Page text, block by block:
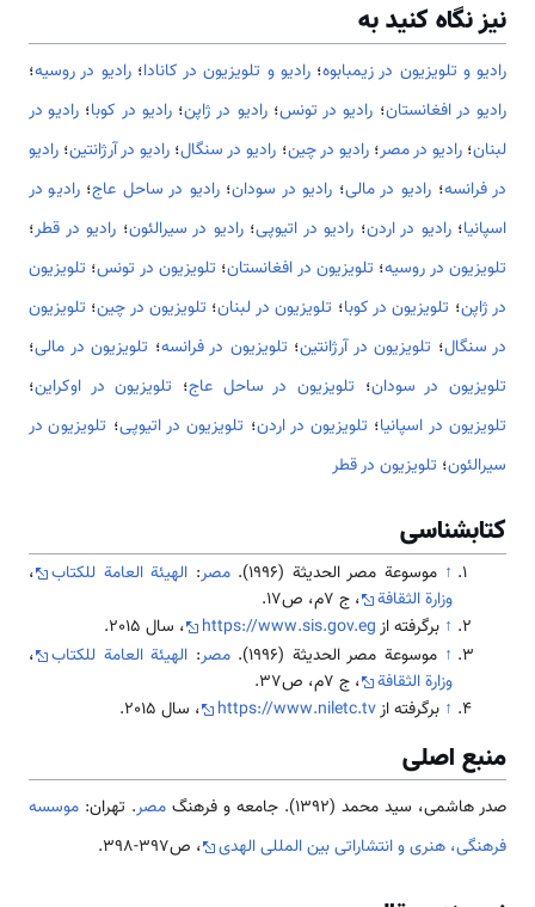
نیز نگاه کنید به
رادیو و تلویزیون در زیمبابوه؛رادیو و تلویزیون در کانادا؛رادیو در روسیه؛
رادیو در افغانستان؛ رادیو در تونس؛رادیو در ژاپن؛رادیو در کوبا؛ رادیو در
لبنان؛رادیو در مصر؛رادیو در چین؛ رادیو در سنگال؛ رادیو در آرژانتین؛ رادیو
در فرانسه؛رادیو در مالی؛ رادیو در سودان؛رادیو در ساحل عاج؛رادیو در
اسپانیا؛رادیو در اردن؛ رادیو در اتیوپی؛رادیو در سیرالئون؛ رادیو در قطر؛
تلویزیون در روسیه؛ تلویزیون در افغانستان؛ تلویزیون در تونس؛ تلویزیون
در ژاپن؛ تلویزیون در کوبا؛ تلویزیون در لبنان؛ تلویزیون در چین؛ تلویزیون
در سنگال؛ تلویزیون در آرژانتین؛ تلویزیون در فرانسه؛ تلویزیون در مالی؛
تلویزیون در سودان؛ تلویزیون در ساحل عاج؛ تلویزیون در اوکراین؛
تلویزیون در اسپانیا؛ تلویزیون در اردن؛ تلویزیون در اتیوپی؛ تلویزیون در
سیرالئون؛ تلویزیون در قطر
کتابشناسی
↑ موسوعة مصر الحديثة (1996). مصر: الهيئة العامة للكتاب
،
وزارة الثقافة
، ج 7م، ص17.
↑ برگرفته ازhttps://www.sis.gov.eg
، سال 2015.
↑ موسوعة مصر الحديثة (1996). مصر: الهيئة العامة للكتاب
،
وزارة الثقافة
، ج 7م، ص37.
↑ برگرفته ازhttps://www.niletc.tv ، سال 2015.
منبع اصلی
صدر هاشمی، سید محمد (1392). جامعه و فرهنگ مصر. تهران: موسسه
فرهنگی، هنری و انتشاراتی بین المللی الهدی
، ص397-398.